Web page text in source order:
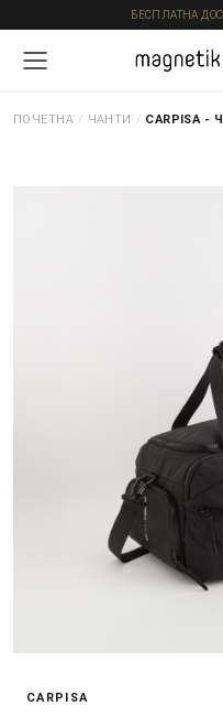
БЕСПЛАТНА
ПОЧЕТНА / ЧАНТИ / CARPISA -
CARPISA